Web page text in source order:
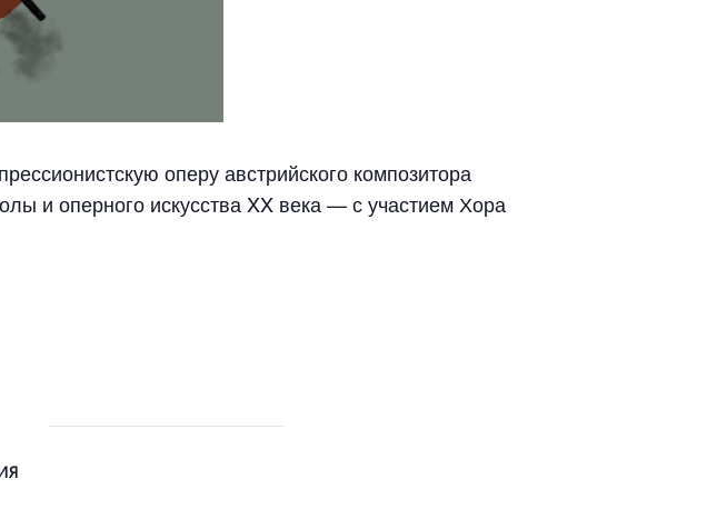
оперу австрийского композитора
и оперного искусства XX века — с участием Хора